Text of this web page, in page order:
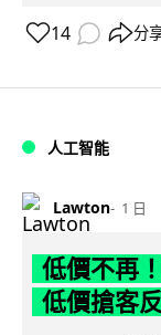
14 分
人工智能
Lawton 1 日
低價不再
低價搶客